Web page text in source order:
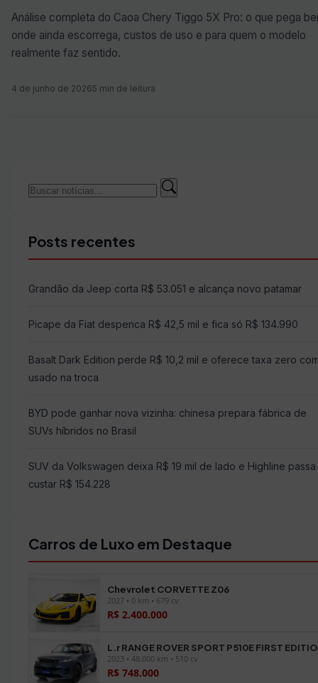
Análise completa do Caoa Chery Tiggo 5X Pro: o que pega
onde ainda escorrega, custos de uso e para quem o modelo
realmente faz sentido.
4 de junho de 20265 min de leitura
Buscar
Buscar
Posts recentes
Grandão da Jeep corta R$ 53.051 e alcança novo patamar
Picape da Fiat despenca R$ 42,5 mil e fica só R$ 134.990
Basalt Dark Edition perde R$ 10,2 mil e oferece taxa zero
usado na troca
BYD pode ganhar nova vizinha: chinesa prepara fábrica de
SUVs híbridos no Brasil
SUV da Volkswagen deixa R$ 19 mil de lado e Highline passa
custar R$ 154.228
Carros de Luxo em Destaque
Chevrolet CORVETTE Z06
2027 • 0 km • 679 cv
R$ 2.400.000
L.r RANGE ROVER SPORT P510E FIRST
2023 • 48.000 km • 510 cv
R$ 748.000